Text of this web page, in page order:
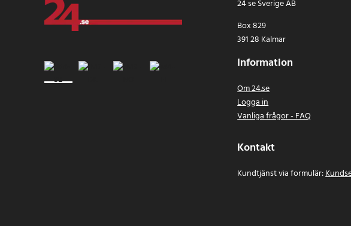
24 se Sverige AB
Box 829
391 28 Kalmar
Information
Om 24.se
Logga in
Vanliga frågor - FAQ
Kontakt
Kundtjänst via formulär: